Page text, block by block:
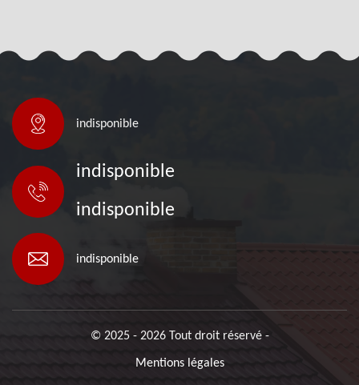
indisponible
indisponible
indisponible
indisponible
© 2025 - 2026 Tout droit réservé -
Mentions légales